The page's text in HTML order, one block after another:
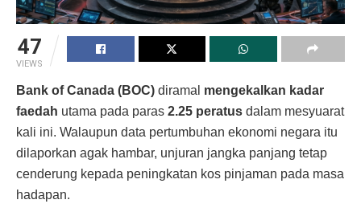
47
VIEWS
Bank of Canada (BOC) diramal mengekalkan kadar
faedah utama pada paras 2.25 peratus dalam mesyuarat
kali ini. Walaupun data pertumbuhan ekonomi negara itu
dilaporkan agak hambar, unjuran jangka panjang tetap
cenderung kepada peningkatan kos pinjaman pada masa
hadapan.